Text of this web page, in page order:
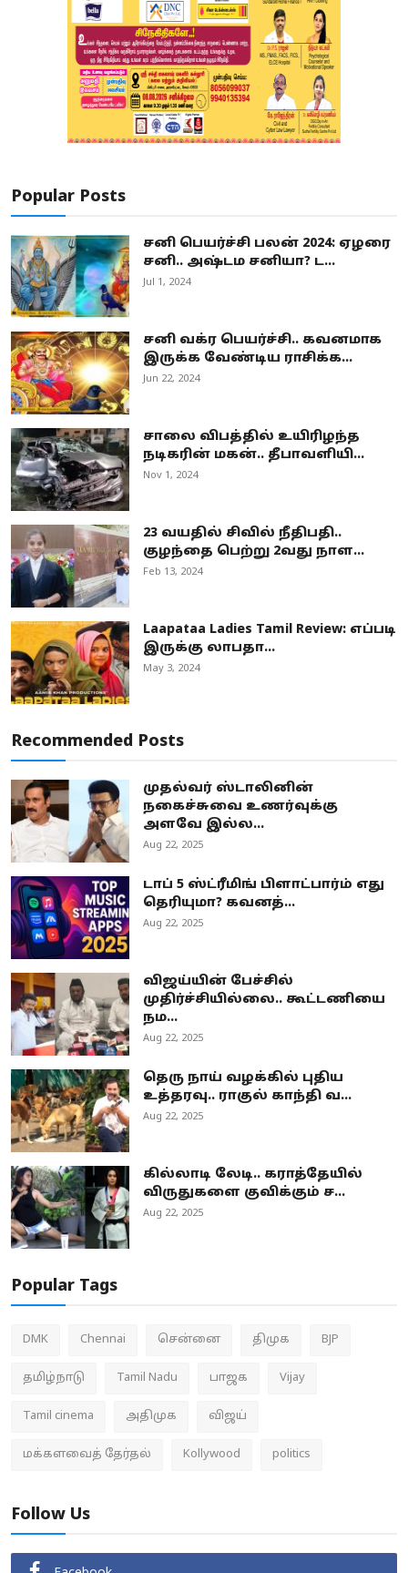
Popular Posts
சனி பெயர்ச்சி பலன் 2024: ஏழரை
சனி.. அஷ்டம சனியா? ட...
Jul 1, 2024
சனி வக்ர பெயர்ச்சி.. கவனமாக
இருக்க வேண்டிய ராசிக்க...
Jun 22, 2024
சாலை விபத்தில் உயிரிழந்த
நடிகரின் மகன்.. தீபாவளியி...
Nov 1, 2024
23 வயதில் சிவில் நீதிபதி..
குழந்தை பெற்று 2வது நாள...
Feb 13, 2024
Laapataa Ladies Tamil Review: எப்படி
இருக்கு லாபதா...
May 3, 2024
Recommended Posts
முதல்வர் ஸ்டாலினின்
நகைச்சுவை உணர்வுக்கு
அளவே இல்ல...
Aug 22, 2025
டாப் 5 ஸ்ட்ரீமிங் பிளாட்பார்ம் எது
தெரியுமா? கவனத்...
Aug 22, 2025
விஜய்யின் பேச்சில்
முதிர்ச்சியில்லை.. கூட்டணியை
நம...
Aug 22, 2025
தெரு நாய் வழக்கில் புதிய
உத்தரவு.. ராகுல் காந்தி வ...
Aug 22, 2025
கில்லாடி லேடி.. கராத்தேயில்
விருதுகளை குவிக்கும் ச...
Aug 22, 2025
Popular Tags
DMK Chennai சென்னை திமுக BJP
தமிழ்நாடு Tamil Nadu பாஜக Vijay
Tamil cinema அதிமுக விஜய்
மக்களவைத் தேர்தல் Kollywood politics
Follow Us